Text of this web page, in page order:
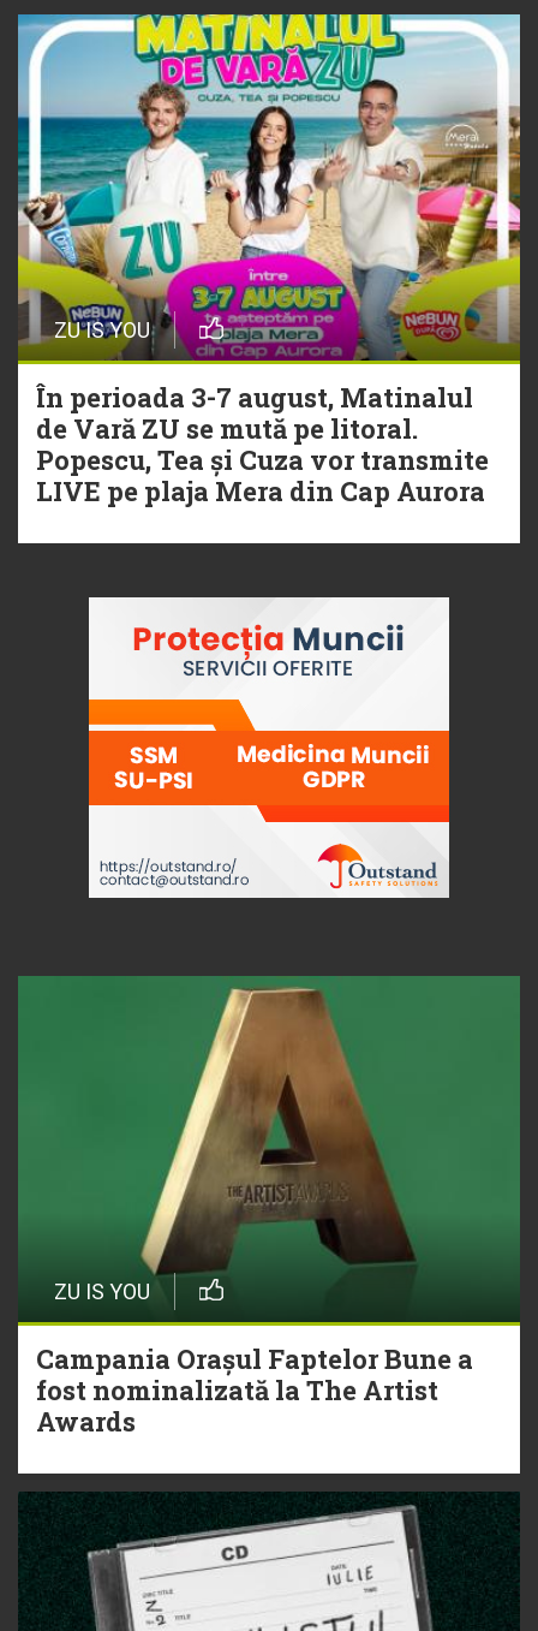
playlistul Radio ZU
ZU IS YOU
În perioada 3-7 august, Matinalul
de Vară ZU se mută pe litoral.
Popescu, Tea și Cuza vor transmite
LIVE pe plaja Mera din Cap Aurora
ZU IS YOU
Campania Orașul Faptelor Bune a
fost nominalizată la The Artist
Awards